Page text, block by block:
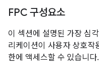
FPC 구성요소
이 섹션에 설명된 가장 심
리케이션이 사용자 상호작
한에 액세스할 수 있습니다.